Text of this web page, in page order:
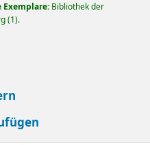
Exemplare: Bibliothek der
(1).